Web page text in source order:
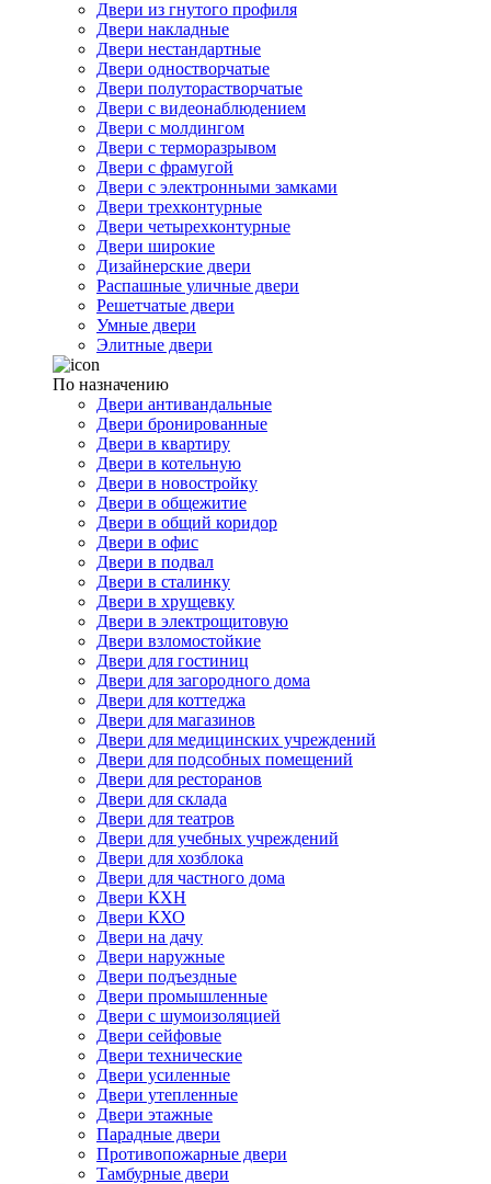
Двери из гнутого профиля
Двери накладные
Двери нестандартные
Двери одностворчатые
Двери полуторастворчатые
Двери с видеонаблюдением
Двери с молдингом
Двери с терморазрывом
Двери с фрамугой
Двери с электронными замками
Двери трехконтурные
Двери четырехконтурные
Двери широкие
Дизайнерские двери
Распашные уличные двери
Решетчатые двери
Умные двери
Элитные двери
По назначению
Двери антивандальные
Двери бронированные
Двери в квартиру
Двери в котельную
Двери в новостройку
Двери в общежитие
Двери в общий коридор
Двери в офис
Двери в подвал
Двери в сталинку
Двери в хрущевку
Двери в электрощитовую
Двери взломостойкие
Двери для гостиниц
Двери для загородного дома
Двери для коттеджа
Двери для магазинов
Двери для медицинских учреждений
Двери для подсобных помещений
Двери для ресторанов
Двери для склада
Двери для театров
Двери для учебных учреждений
Двери для хозблока
Двери для частного дома
Двери КХН
Двери КХО
Двери на дачу
Двери наружные
Двери подъездные
Двери промышленные
Двери с шумоизоляцией
Двери сейфовые
Двери технические
Двери усиленные
Двери утепленные
Двери этажные
Парадные двери
Противопожарные двери
Тамбурные двери